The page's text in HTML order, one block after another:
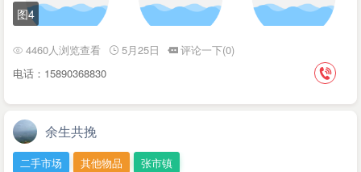
图4
4460人浏览查看 5月25日
评论一下(0)
电话：15890368830
余生共挽
二手市场 其他物品 张市镇